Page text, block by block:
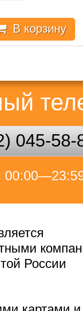
В корзину
045-58-
России